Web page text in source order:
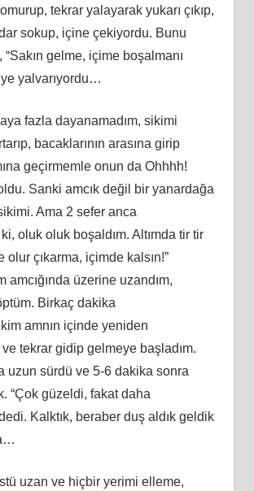
tekrar yalayarak yukarı çıkıp,
sokup, içine çekiyordu. Bunu
gelme, içime boşalmanı
yalvarıyordu…
fazla dayanamadım, sikimi
bacaklarının arasına girip
ına geçirmemle onun da Ohhhh!
Sanki amcık değil bir yanardağa
Ama 2 sefer anca
oluk oluk boşaldım. Altımda tirtir
olur çıkarma, içimde kalsın!”
amcığında üzerine uzandım,
Birkaç dakika
amnın içinde yeniden
tekrar gidip gelmeye başladım.
uzun sürdü ve 5-6 dakika sonra
“Çok güzeldi, fakat daha
Kalktık, beraber duş aldık geldik
uzan ve hiçbir yerimi elleme,